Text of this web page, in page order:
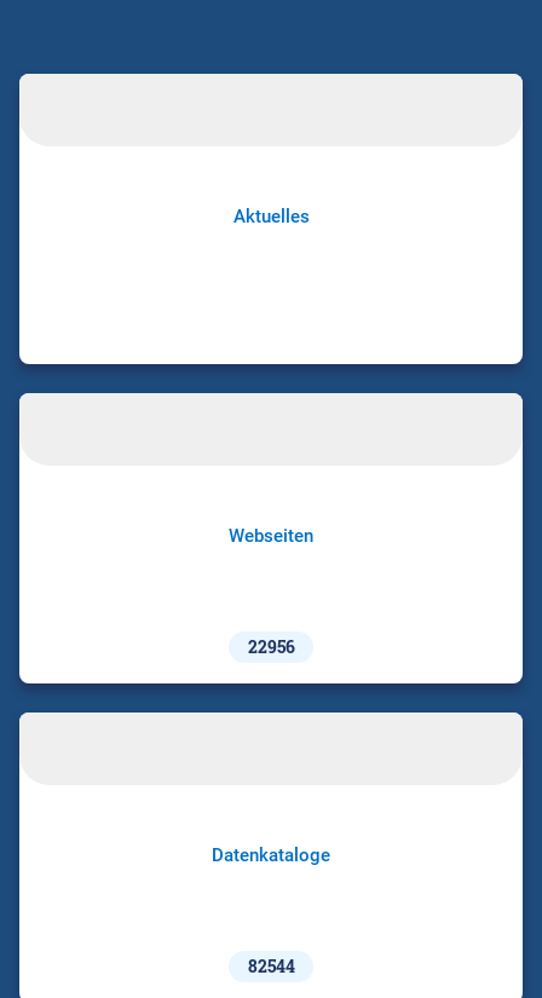
Aktuelles
Webseiten
22956
Datenkataloge
82544